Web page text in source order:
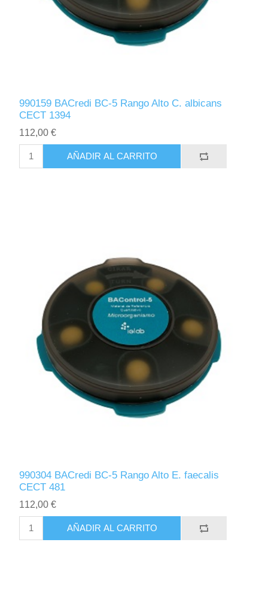
990159 BACredi BC-5 Rango Alto C. albicans
CECT 1394
112,00 €
AÑADIR AL CARRITO
990304 BACredi BC-5 Rango Alto E. faecalis
CECT 481
112,00 €
AÑADIR AL CARRITO